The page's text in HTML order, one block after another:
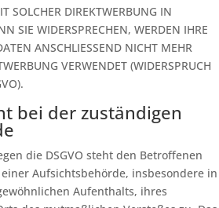
SOLCHER DIREKTWERBUNG IN
SIE WIDERSPRECHEN, WERDEN IHRE
ANSCHLIESSEND NICHT MEHR
VERWENDET (WIDERSPRUCH
bei der zuständigen
die DSGVO steht den Betroffenen
Aufsichtsbehörde, insbesondere in
Aufenthalts, ihres